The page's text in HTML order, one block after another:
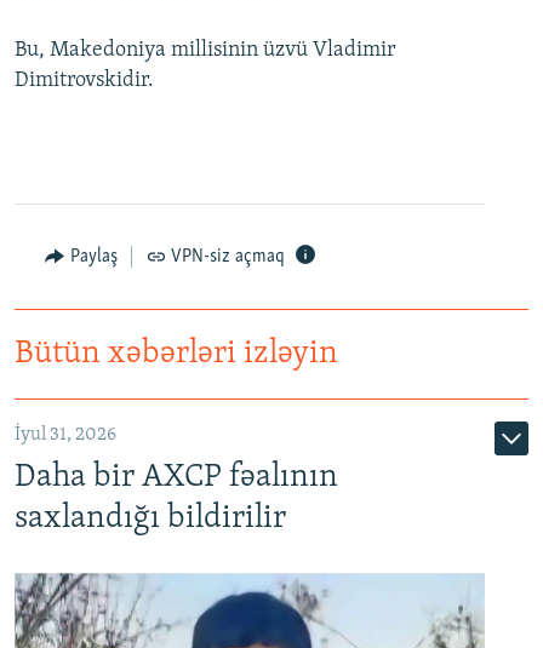
Bu, Makedoniya millisinin üzvü Vladimir
Dimitrovskidir.
Paylaş VPN-siz açmaq
Bütün xəbərləri izləyin
İyul 31, 2026
Daha bir AXCP fəalının
saxlandığı bildirilir